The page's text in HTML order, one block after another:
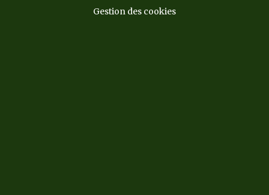
Gestion des cookies